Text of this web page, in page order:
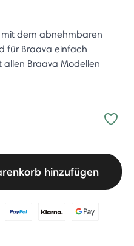
mit dem abnehmbaren
für Braava einfach
Braava Modellen
hinzufügen